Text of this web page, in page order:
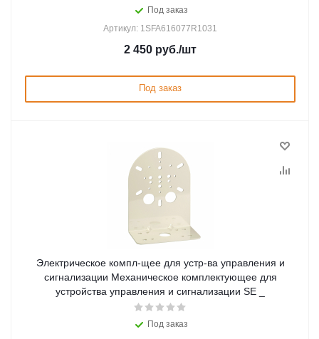
Под заказ
Артикул: 1SFA616077R1031
2 450 руб./шт
Под заказ
Электрическое компл-щее для устр-ва управления и
сигнализации Механическое комплектующее для
устройства управления и сигнализации SE _
Под заказ